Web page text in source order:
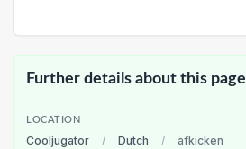
Further details about this page
LOCATION
Cooljugator / Dutch / afkicken